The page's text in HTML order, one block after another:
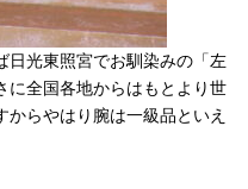
日光東照宮でお馴染みの「左
に全国各地からはもとより世
らやはり腕は一級品といえ